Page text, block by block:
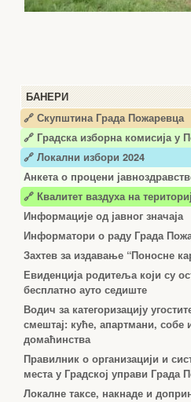
БАНЕРИ
🔗 Скупштина Града Пожаревца
🔗 Градска изборна комисија у
🔗 Локални избори 2024
Анкета о процени
🔗 Квалитет ваздуха на
Информације од јавног значаја
Информатори о раду Града
Захтев за издавање “Поносне
Евиденција родитеља који су
бесплатно ауто седиште
Водич за категоризацију
смештај: куће, апартмани, собе
домаћинства
Правилник о организацији и
места у Градској управи Града
Локалне таксе, накнаде и